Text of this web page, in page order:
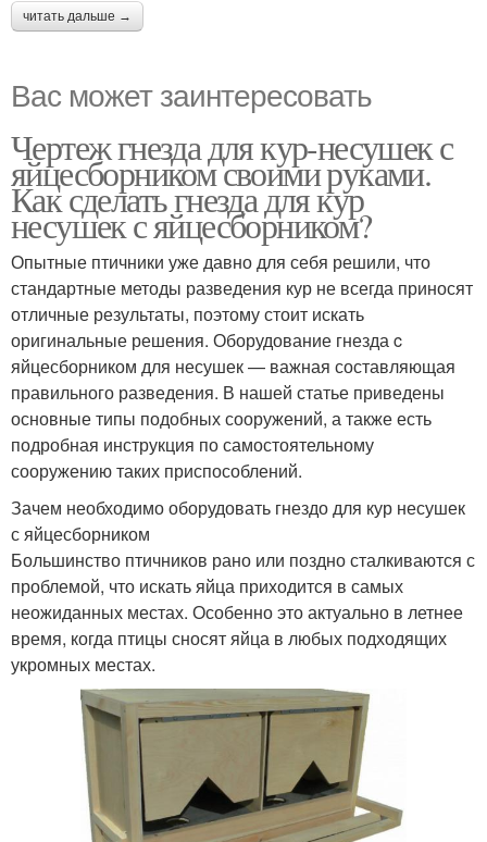
читать дальше →
Вас может заинтересовать
Чертеж гнезда для кур-несушек с
яйцесборником своими руками.
Как сделать гнезда для кур
несушек с яйцесборником?
Опытные птичники уже давно для себя решили, что
стандартные методы разведения кур не всегда приносят
отличные результаты, поэтому стоит искать
оригинальные решения. Оборудование гнезда c
яйцесборником для несушек — важная составляющая
правильного разведения. В нашей статье приведены
основные типы подобных сооружений, а также есть
подробная инструкция по самостоятельному
сооружению таких приспособлений.
Зачем необходимо оборудовать гнездо для кур несушек
с яйцесборником
Большинство птичников рано или поздно сталкиваются с
проблемой, что искать яйца приходится в самых
неожиданных местах. Особенно это актуально в летнее
время, когда птицы сносят яйца в любых подходящих
укромных местах.